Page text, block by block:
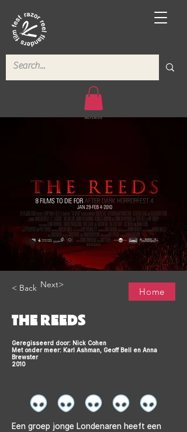
< Back Next>
Home
THE REEDS
Geregisseerd door: Nick Cohen
Met onder meer: Karl Ashman, Geoff Bell en Anna
Brewster
2010
Een groep jonge Londenaren heeft een